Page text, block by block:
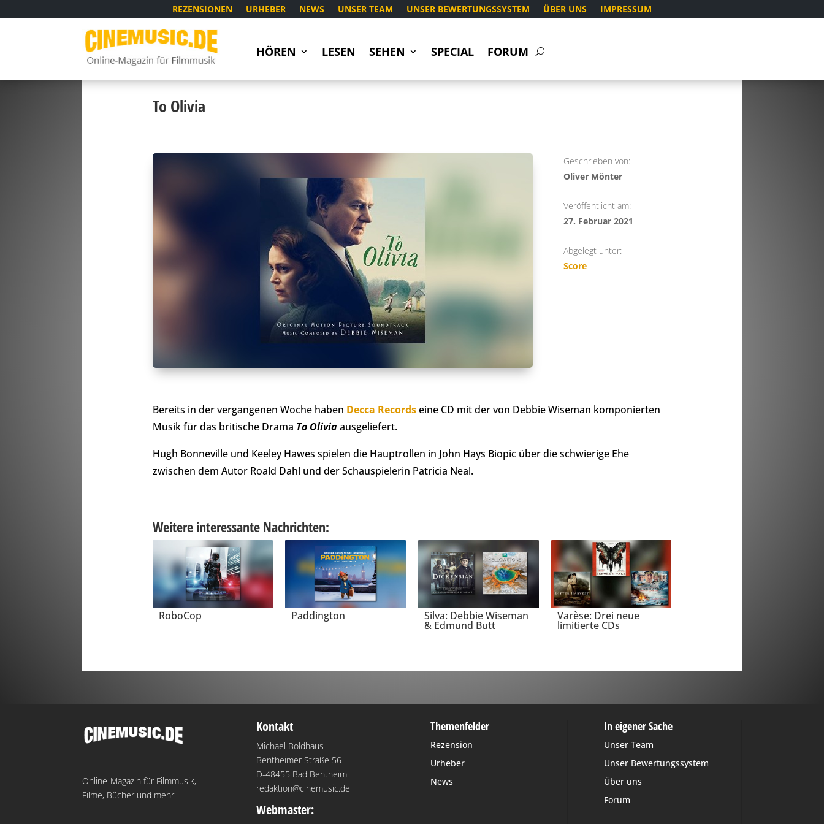
REZENSIONEN URHEBER NEWS UNSER TEAM UNSER BEWERTUNGSSYSTEM ÜBER UNS IMPRESSUM
HÖREN LESEN SEHEN SPECIAL FORUM
To Olivia
Geschrieben von:
Oliver Mönter
Veröffentlicht am:
27. Februar 2021
Abgelegt unter:
Score
Bereits in der vergangenen Woche haben Decca Recordseine CD mit der von Debbie Wiseman komponierten
Musik für das britische Drama To Oliviaausgeliefert.
Hugh Bonneville und Keeley Hawes spielen die Hauptrollen in John Hays Biopic über die schwierige Ehe
zwischen dem Autor Roald Dahl und der Schauspielerin Patricia Neal.
Weitere interessante Nachrichten:
RoboCop Paddington Silva: Debbie Wiseman
& Edmund Butt
Varèse: Drei neue
limitierte CDs
Online-Magazin für Filmmusik,
Filme, Bücher und mehr
Kontakt
Michael Boldhaus
Bentheimer Straße 56
D-48455 Bad Bentheim
redaktion@cinemusic.de
Webmaster:
Themenfelder
Rezension
Urheber
News
In eigener Sache
Unser Team
Unser Bewertungssystem
Über uns
Forum